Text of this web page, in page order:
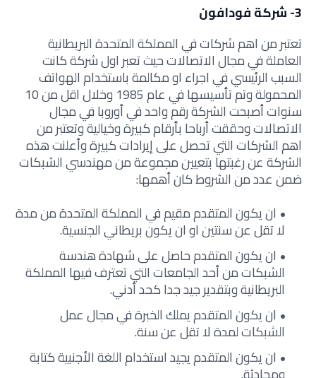
3- شركة فودافون
تعتبر من اهم شركات في المملكة المتحدة البريطانية
العاملة في مجال الاتصالات حيث تعبر اول شركة كانت
السبب الرئيسي في اجراء او مكالمة باستخدام الهواتف
المحمولة وتم تأسيسها في عام 1985 وخلال اقل من 10
سنوات أصبحت الشركة رقم واحد في أوروبا في مجال
الاتصالات وحققت أرباحا بأرقام كبيرة وخيالية وتعتبر من
اهم الشركات التي تحصل على إيرادات كبيرة وأعلنت هذه
الشركة عن رغبتها بتعيين مجموعة من مهندسي الشبكات
ضمن عدد من الشروط كان أهمها:
ان يكون المتقدم مقيم في المملكة المتحدة من مدة
لا تقل عن سنتين او ان يكون بريطاني الجنسية.
ان يكون المتقدم حاصل على شهادة هندسة
الشبكات من أحد الجامعات التي تعترف فيها المملكة
البريطانية وبتقدير جيد جدا كحد أدني.
ان يكون المتقدم يملك الخبرة في مجال عمل
الشبكات لمدة لا تقل عن سنة.
ان يكون المتقدم يجيد استخدام اللغة الأجنبية كتابة